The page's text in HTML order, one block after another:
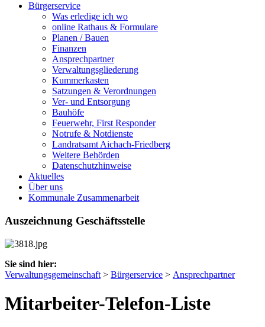
Bürgerservice
Was erledige ich wo
online Rathaus & Formulare
Planen / Bauen
Finanzen
Ansprechpartner
Verwaltungsgliederung
Kummerkasten
Satzungen & Verordnungen
Ver- und Entsorgung
Bauhöfe
Feuerwehr, First Responder
Notrufe & Notdienste
Landratsamt Aichach-Friedberg
Weitere Behörden
Datenschutzhinweise
Aktuelles
Über uns
Kommunale Zusammenarbeit
Auszeichnung Geschäftsstelle
Sie sind hier:
Verwaltungsgemeinschaft > Bürgerservice > Ansprechpartner
Mitarbeiter-Telefon-Liste